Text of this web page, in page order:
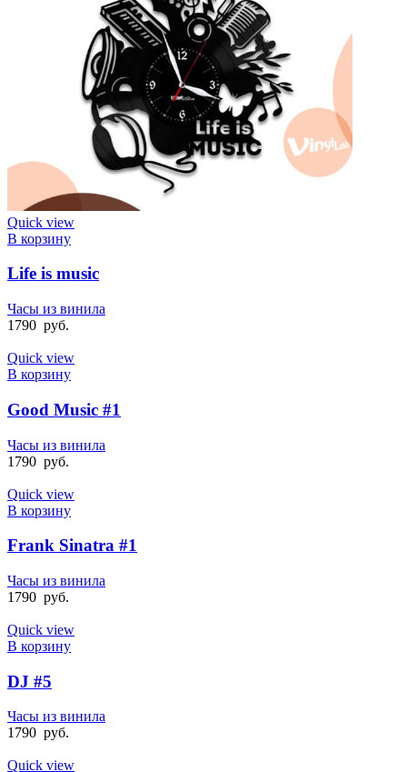
Quick view
В корзину
Life is music
Часы из винила
1790 руб.
Quick view
В корзину
Good Music #1
Часы из винила
1790 руб.
Quick view
В корзину
Frank Sinatra #1
Часы из винила
1790 руб.
Quick view
В корзину
DJ #5
Часы из винила
1790 руб.
Quick view